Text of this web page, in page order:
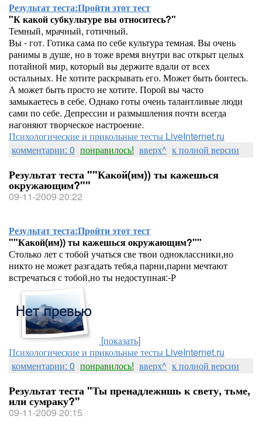
Результат теста:Пройти этот тест
"К какой субкультуре вы относитесь?"
Темный, мрачный, готичный.
Вы - гот. Готика сама по себе культура темная. Вы очень
ранимы в душе, но в тоже время внутри вас открыт целых
потайной мир, который вы держите вдали от всех
остальных. Не хотите раскрывать его. Может быть боитесь.
А может быть просто не хотите. Порой вы часто
замыкаетесь в себе. Однако готы очень талантливые люди
сами по себе. Депрессии и размышления почти всегда
нагоняют творческое настроение.
Психологические и прикольные тесты LiveInternet.ru
комментарии: 0 понравилось! вверх^ к полной версии
Результат теста ""Какой(им)) ты кажешься
окружающим?""
09-11-2009 20:22
Результат теста:Пройти этот тест
""Какой(им)) ты кажешься окружающим?""
Столько лет с тобой учаться све твои одноклассники,но
никто не может разгадать тебя,а парни,парни мечтают
встречаться с тобой,но ты недоступная:-Р
[показать]
Психологические и прикольные тесты LiveInternet.ru
комментарии: 0 понравилось! вверх^ к полной версии
Результат теста "Ты пренадлежишь к свету, тьме,
или сумраку?"
09-11-2009 20:15